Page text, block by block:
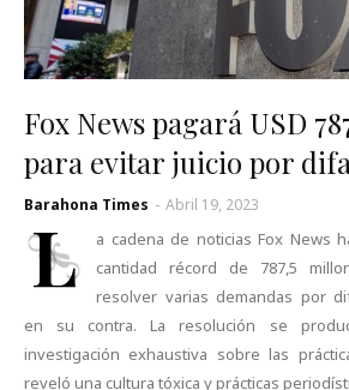
Fox News pagará USD
para evitar juicio por
Barahona Times - Abril 19, 2023
L
a cadena de noticias Fox News
cantidad récord de 787,5
resolver varias demandas por
en su contra. La resolución se
investigación exhaustiva sobre las
reveló una cultura tóxica y prácticas